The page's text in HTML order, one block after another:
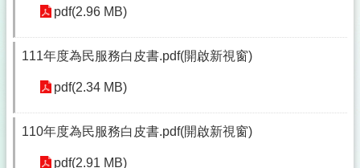
pdf(2.96 MB)
111年度為民服務白皮書.pdf(開啟新視窗)
pdf(2.34 MB)
110年度為民服務白皮書.pdf(開啟新視窗)
pdf(2.91 MB)